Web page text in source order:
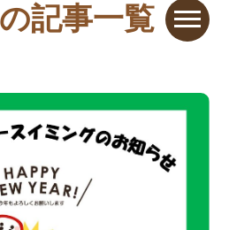
記事一覧